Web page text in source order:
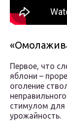
Первое, что
яблони –
оголение
стимулом для
урожайность.